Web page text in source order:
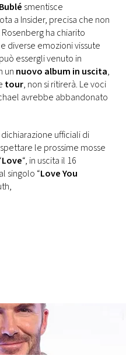
Bublé smentisce
a Insider, precisa che non
Rosenberg ha chiarito
diverse emozioni vissute
essergli venuto in
un nuovo album in uscita,
tour, non si ritirerà. Le voci
avrebbe abbandonato
ufficiali di
le prossime mosse
Love“, in uscita il 16
singolo “Love You